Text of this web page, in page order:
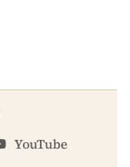
YouTube